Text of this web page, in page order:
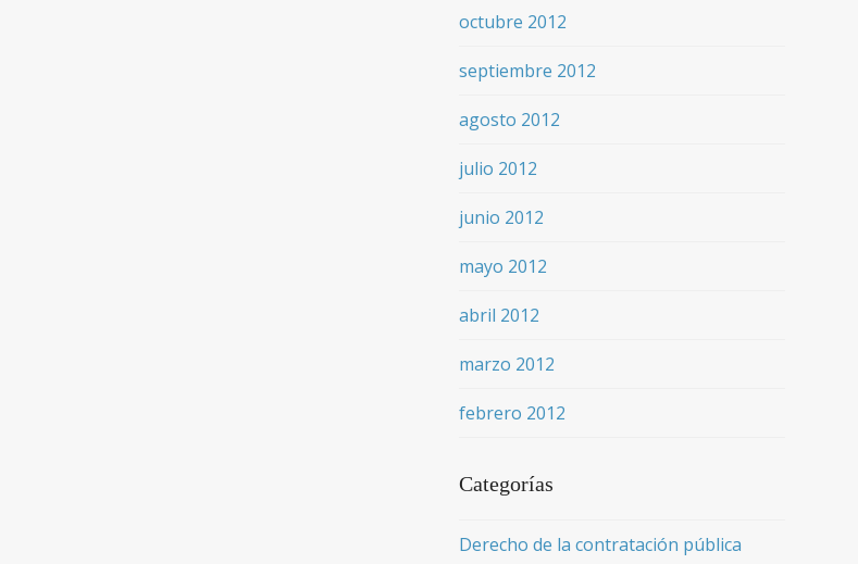
octubre 2012
septiembre 2012
agosto 2012
julio 2012
junio 2012
mayo 2012
abril 2012
marzo 2012
febrero 2012
Categorías
Derecho de la contratación pública